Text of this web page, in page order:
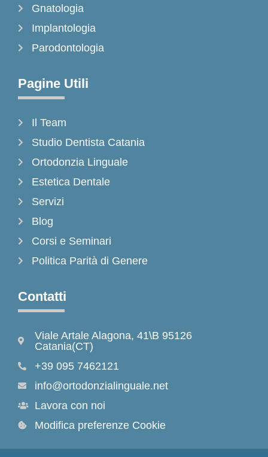
Gnatologia
Implantologia
Parodontologia
Pagine Utili
Il Team
Studio Dentista Catania
Ortodonzia Linguale
Estetica Dentale
Servizi
Blog
Corsi e Seminari
Politica Parità di Genere
Contatti
Viale Artale Alagona, 41\B 95126
Catania(CT)
+39 095 7462121
info@ortodonzialinguale.net
Lavora con noi
Modifica preferenze Cookie